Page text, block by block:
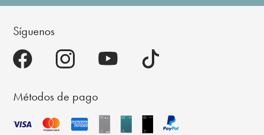
Síguenos
Métodos de pago